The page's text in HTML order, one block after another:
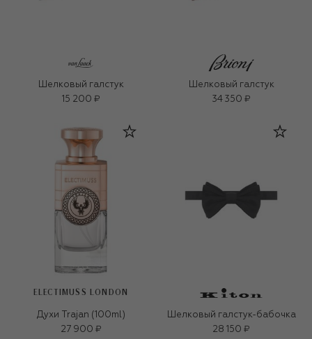
Шелковый галстук
15 200 ₽
Шелковый галстук
34 350 ₽
ELECTIMUSS LONDON
Духи Trajan (100ml)
27 900 ₽
Шелковый галстук-бабочка
28 150 ₽